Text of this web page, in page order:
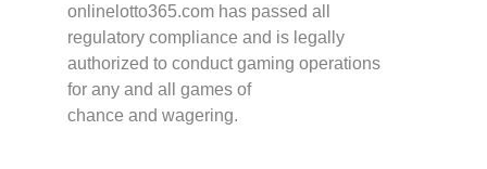
onlinelotto365.com has passed all
regulatory compliance and is legally
authorized to conduct gaming operations
for any and all games of
chance and wagering.